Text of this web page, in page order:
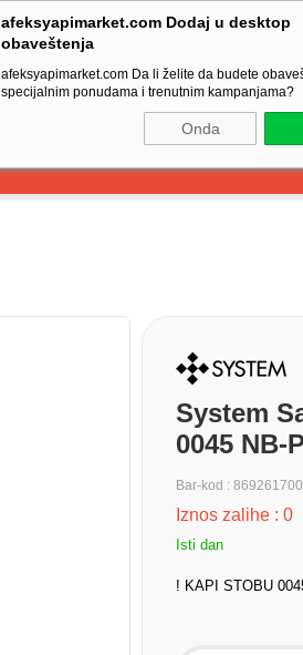
afeksyapimarket.com Dodaj u desktop
obaveštenja
afeksyapimarket.com Da li želite da budete
specijalnim ponudama i trenutnim kampanjama?
Onda
System
0045 NB-
Bar-kod :
Iznos zalihe : 0
Isti dan
! KAPI STOBU